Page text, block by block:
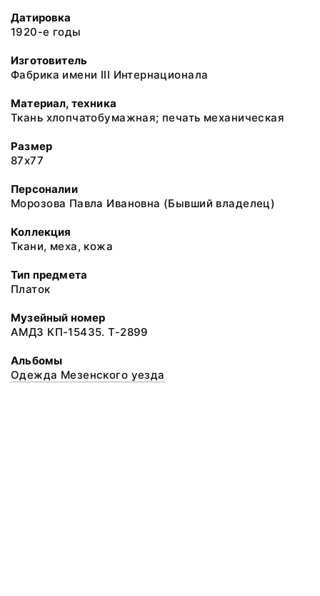
Датировка
1920-е годы
Изготовитель
Фабрика имени III Интернационала
Материал, техника
Ткань хлопчатобумажная; печать механическая
Размер
87х77
Персоналии
Морозова Павла Ивановна (Бывший владелец)
Коллекция
Ткани, меха, кожа
Тип предмета
Платок
Музейный номер
АМДЗ КП-15435. Т-2899
Альбомы
Одежда Мезенского уезда